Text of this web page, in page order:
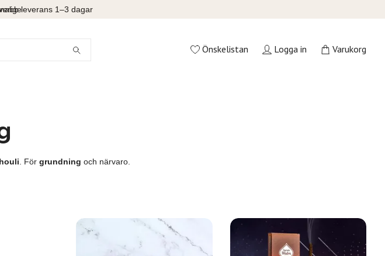
leverans 1–3 dagar
Önskelistan Logga in Varukorg
. För grundning och närvaro.